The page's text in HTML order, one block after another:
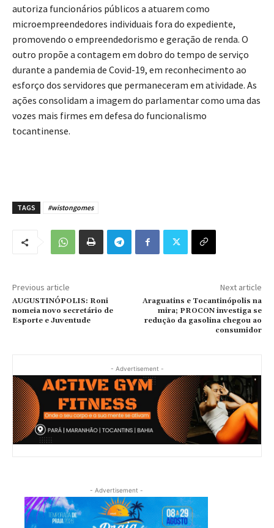
autoriza funcionários públicos a atuarem como
microempreendedores individuais fora do expediente,
promovendo o empreendedorismo e geração de renda. O
outro propõe a contagem em dobro do tempo de serviço
durante a pandemia de Covid-19, em reconhecimento ao
esforço dos servidores que permaneceram em atividade. As
ações consolidam a imagem do parlamentar como uma das
vozes mais firmes em defesa do funcionalismo
tocantinense.
TAGS #wistongomes
Previous article
AUGUSTINÓPOLIS: Roni
nomeia novo secretário de
Esporte e Juventude
Next article
Araguatins e Tocantinópolis na
mira; PROCON investiga se
redução da gasolina chegou ao
consumidor
- Advertisement -
- Advertisement -